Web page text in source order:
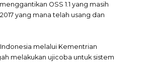
OSS 1.1 yang masih
yang mana telah usang dan
melalui Kementrian
melakukan ujicoba untuk sistem